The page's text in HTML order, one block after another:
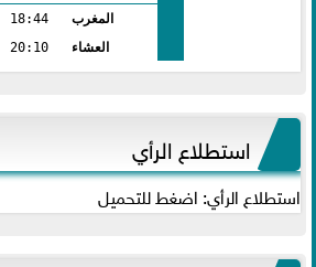
المغرب
18:44
العشاء
20:10
استطلاع الرأي
استطلاع الرأي: اضغط للتحميل